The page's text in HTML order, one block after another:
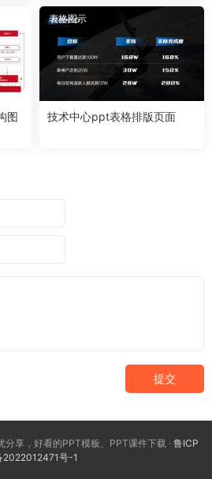
图
表格图示
技术中心ppt表格排版页面
提交
享，好看的PPT模板、PPT课件下载 · 鲁ICP
2022012471号-1